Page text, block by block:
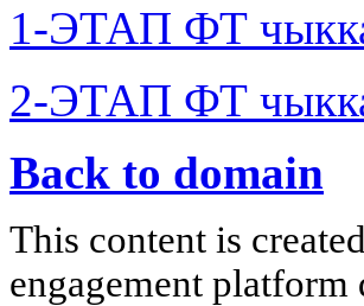
1-ЭТАП ФТ
2-ЭТАП ФТ
Back to domain
This content is
engagement